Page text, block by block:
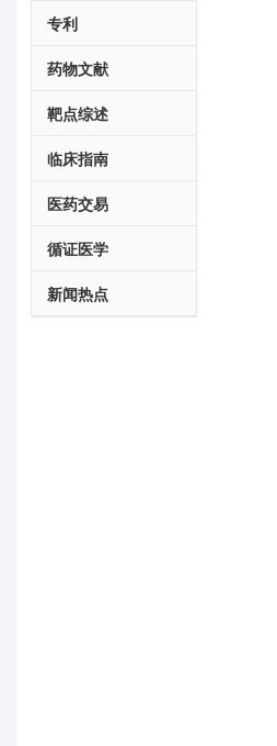
专利
药物文献
靶点综述
临床指南
医药交易
循证医学
新闻热点